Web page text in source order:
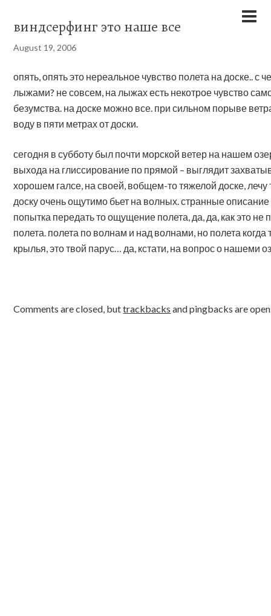
виндсерфинг это наше все
August 19, 2006
опять, опять это нереальное чувство полета на доске.. с
лыжами? не совсем, на лыжах есть некотрое чувство
безумства. на доске можно все. при сильном порыве
воду в пяти метрах от доски.
сегодня в субботу был почти морской ветер на нашем
выхода на глиссирование по прямой – выглядит
хорошем галсе, на своей, вобщем-то тяжелой доске, лечу
доску очень ощутимо бьет на волных. странные
попытка передать то ощущение полета, да, да, как это
полета. полета по волнам и над волнами, но полета
крылья, это твой парус… да, кстати, на вопрос о нашеми
Comments are closed, buttrackbacks and pingbacks are